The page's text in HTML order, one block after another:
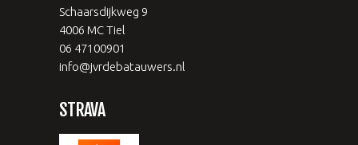
Schaarsdijkweg 9
4006 MC Tiel
06 47100901
info@jvrdebatauwers.nl
STRAVA